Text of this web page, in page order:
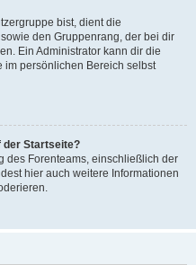
bist, dient die
den Gruppenrang, der bei dir
Ein Administrator kann dir die
im persönlichen Bereich selbst
der Startseite?
des Forenteams, einschließlich der
hier auch weitere Informationen